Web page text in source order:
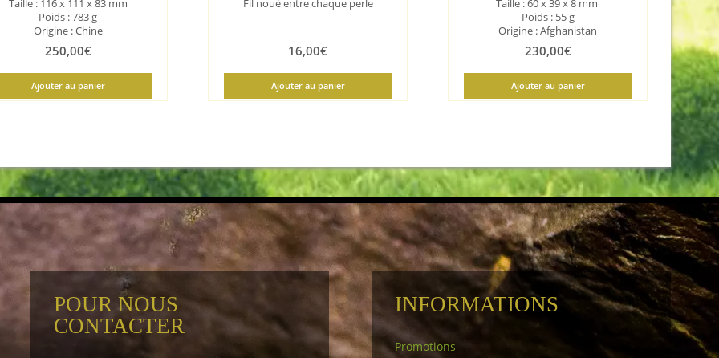
Taille :116 x 111 x 83 mm
Poids : 783 g
Origine : Chine
250,00€
Ajouter au panier
Fil noué entre chaque perle
16,00€
Ajouter au panier
Taille : 60 x 39 x 8mm
Poids : 55 g
Origine : Afghanistan
230,00€
Ajouter au panier
POUR NOUS
CONTACTER
INFORMATIONS
Promotions